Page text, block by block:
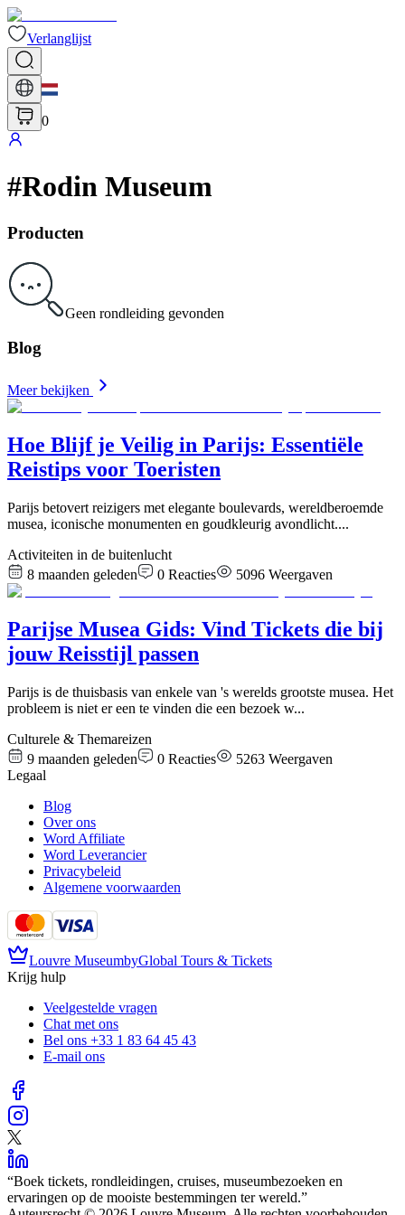
Verlanglijst
0
#Rodin Museum
Producten
Geen rondleiding gevonden
Blog
Meer bekijken
Hoe Blijf je Veilig in Parijs: Essentiële
Reistips voor Toeristen
Parijs betovert reizigers met elegante boulevards, wereldberoemde
musea, iconische monumenten en goudkleurig avondlicht....
Activiteiten in de buitenlucht
8 maanden geleden
0 Reacties 5096 Weergaven
Parijse Musea Gids: Vind Tickets die bij
jouw Reisstijl passen
Parijs is de thuisbasis van enkele van 's werelds grootste musea. Het
probleem is niet er een te vinden die een bezoek w...
Culturele & Themareizen
9 maanden geleden
0 Reacties 5263 Weergaven
Legaal
Blog
Over ons
Word Affiliate
Word Leverancier
Privacybeleid
Algemene voorwaarden
Louvre MuseumbyGlobal Tours & Tickets
Krijg hulp
Veelgestelde vragen
Chat met ons
Bel ons +33 1 83 64 45 43
E-mail ons
“Boek tickets, rondleidingen, cruises, museumbezoeken en
ervaringen op de mooiste bestemmingen ter wereld.”